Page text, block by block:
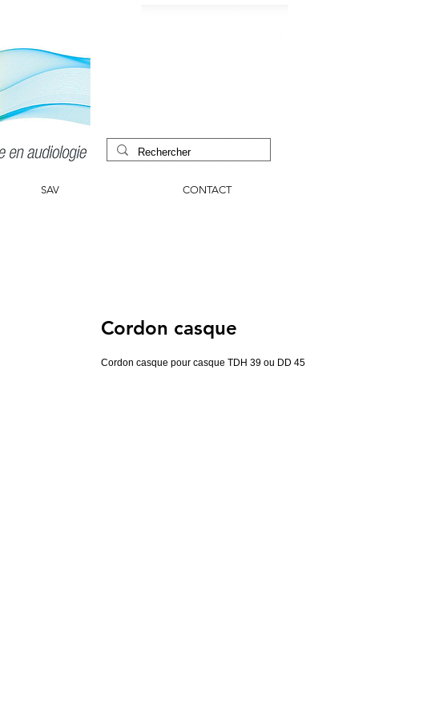
SAV CONTACT
Cordon casque
Cordon casque pour casque TDH 39 ou DD 45